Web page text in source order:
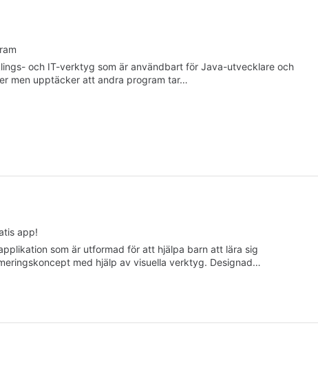
och IT-verktyg som är användbart för Java-utvecklare och
men upptäcker att andra program tar…
app!
som är utformad för att hjälpa barn att lära sig
med hjälp av visuella verktyg. Designad…